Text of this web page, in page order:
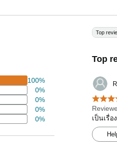
100%
0%
0%
0%
0%
Top
Top
เป็นเรื่